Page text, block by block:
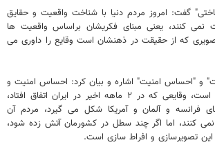
گفت: امروز مردم دنیا با شناخت واقعیت و حقایق
نمی کنند، یعنی مبنای فکریشان براساس واقعیت ها
که از حقیقت در ذهنشان است وقایع را داوری می
و "احساس امنیت" اشاره و بیان کرد: احساس امنیت و
امنیت ۲ مقوله جداگانه است، وقایعی که در ۲ ماهه اخیر در ایران اتفاق افتاد،
فرانسه و آلمان و آمریکا شکل می گیرد، مردم آن
کنند، اما اگر چند سطل در کشورمان آتش زده شود،
تصویرسازی و افراط سازی است.